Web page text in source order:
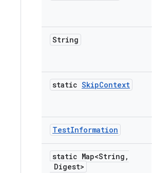
String
static SkipContext
TestInformation
static Map<String ,
Digest>